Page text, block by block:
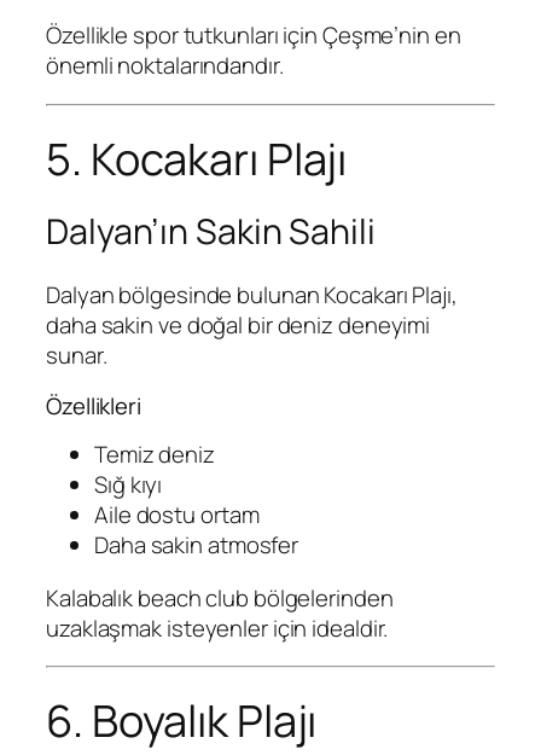
Özellikle spor tutkunları için Çeşme’nin en
önemli noktalarındandır.
5. Kocakarı Plajı
Dalyan’ın Sakin Sahili
Dalyan bölgesinde bulunan Kocakarı Plajı,
daha sakin ve doğal bir deniz deneyimi
sunar.
Özellikleri
Temiz deniz
Sığ kıyı
Aile dostu ortam
Daha sakin atmosfer
Kalabalık beach club bölgelerinden
uzaklaşmak isteyenler için idealdir.
6. Boyalık Plajı